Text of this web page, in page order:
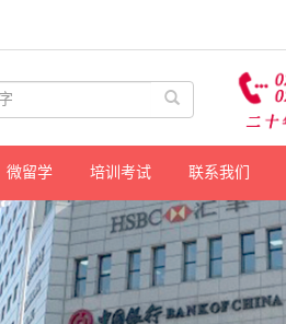
微留学 培训考试 联系我们